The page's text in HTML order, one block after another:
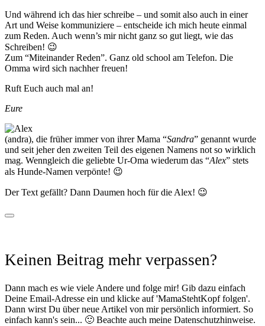
Und während ich das hier schreibe – und somit also auch in einer
Art und Weise kommuniziere – entscheide ich mich heute einmal
zum Reden. Auch wenn’s mir nicht ganz so gut liegt, wie das
Schreiben! 😉
Zum “Miteinander Reden”. Ganz old school am Telefon. Die
Omma wird sich nachher freuen!
Ruft Euch auch mal an!
Eure
(andra), die früher immer von ihrer Mama “Sandra” genannt wurde
und seit jeher den zweiten Teil des eigenen Namens not so wirklich
mag. Wenngleich die geliebte Ur-Oma wiederum das “Alex” stets
als Hunde-Namen verpönte! 😉
Der Text gefällt? Dann Daumen hoch für die Alex! 😉
Keinen Beitrag mehr verpassen?
Dann mach es wie viele Andere und folge mir! Gib dazu einfach
Deine Email-Adresse ein und klicke auf 'MamaStehtKopf folgen'.
Dann wirst Du über neue Artikel von mir persönlich informiert. So
einfach kann's sein... 🙂 Beachte auch meine Datenschutzhinweise.